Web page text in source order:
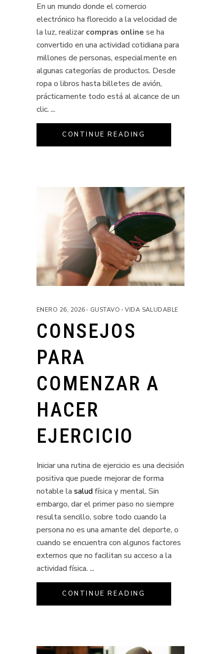
En un mundo donde el comercio
electrónico ha florecido a la velocidad de
la luz, realizarcompras online se ha
convertido en una actividad cotidiana para
millones de personas, especialmente en
algunas categorías de productos. Desde
ropa o libros hasta billetes de avión,
prácticamente todo está al alcance de un
clic.
CONTINUE READING
ENERO 26, 2026 GUSTAVO VIDA SALUDABLE
CONSEJOS
PARA
COMENZAR A
HACER
EJERCICIO
Iniciar una rutina de ejercicio es una decisión
positiva que puede mejorar de forma
notable lasaludfísica y mental. Sin
embargo, dar el primer paso no siempre
resulta sencillo, sobre todo cuando la
persona no es una amante del deporte, o
cuando se encuentra con algunos factores
externos que no facilitan su acceso a la
actividad física.
CONTINUE READING